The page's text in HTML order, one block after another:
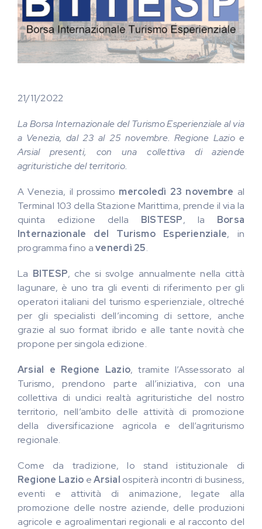
21/11/2022
La Borsa Internazionale del Turismo Esperienziale al via
a Venezia, dal 23 al 25 novembre. Regione Lazio e
Arsial presenti, con una collettiva di aziende
agrituristiche del territorio.
A Venezia, il prossimo mercoledì 23 novembre al
Terminal 103 della Stazione Marittima, prende il via la
quinta edizione della BISTESP, la Borsa
Internazionale del Turismo Esperienziale, in
programma fino avenerdì 25.
La BITESP, che si svolge annualmente nella città
lagunare, è uno tra gli eventi di riferimento per gli
operatori italiani del turismo esperienziale, oltreché
per gli specialisti dell’incoming di settore, anche
grazie al suo format ibrido e alle tante novità che
propone per singola edizione.
Arsial e Regione Lazio, tramite l’Assessorato al
Turismo, prendono parte all’iniziativa, con una
collettiva di undici realtà agrituristiche del nostro
territorio, nell’ambito delle attività di promozione
della diversificazione agricola e dell’agriturismo
regionale.
Come da tradizione, lo stand istituzionale di
Regione Lazio eArsial ospiterà incontri di business,
eventi e attività di animazione, legate alla
promozione delle nostre aziende, delle produzioni
agricole e agroalimentari regionali e al racconto del